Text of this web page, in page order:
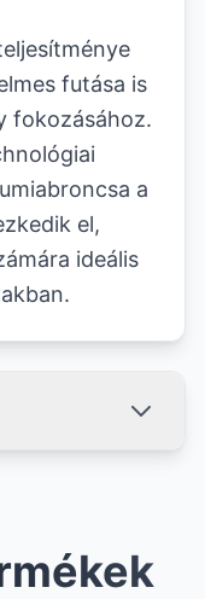
futása is
fokozásához.
a
el,
ideális